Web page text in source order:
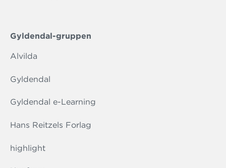
Gyldendal-gruppen
Alvilda
Gyldendal
Gyldendal e-Learning
Hans Reitzels Forlag
highlight